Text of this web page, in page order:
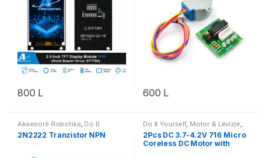
800 L 600 L
Aksesorë Robotika, Do It
Yourself, Robotika
2N2222 Tranzistor NPN
Do It Yourself, Motor & Lëvizje,
Robotika
2Pcs DC 3.7-4.2V 716 Micro
Coreless DC Motor with